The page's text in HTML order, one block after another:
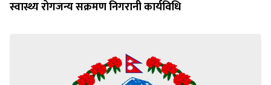
स्वास्थ्य रोगजन्य सक्रमण निगरानी कार्यविधि